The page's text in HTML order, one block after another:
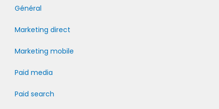
Général
Marketing direct
Marketing mobile
Paid media
Paid search